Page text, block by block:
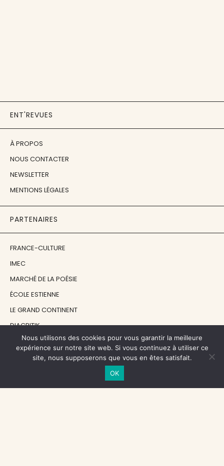
ENT'REVUES
À PROPOS
NOUS CONTACTER
NEWSLETTER
MENTIONS LÉGALES
PARTENAIRES
FRANCE-CULTURE
IMEC
MARCHÉ DE LA POÉSIE
ÉCOLE ESTIENNE
LE GRAND CONTINENT
DIACRITIK
EN ATTENDANT NADEAU
Nous utilisons des cookies pour vous garantir la meilleure
expérience sur notre site web. Si vous continuez à utiliser ce
site, nous supposerons que vous en êtes satisfait.
OK